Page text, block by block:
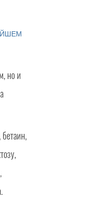
но и